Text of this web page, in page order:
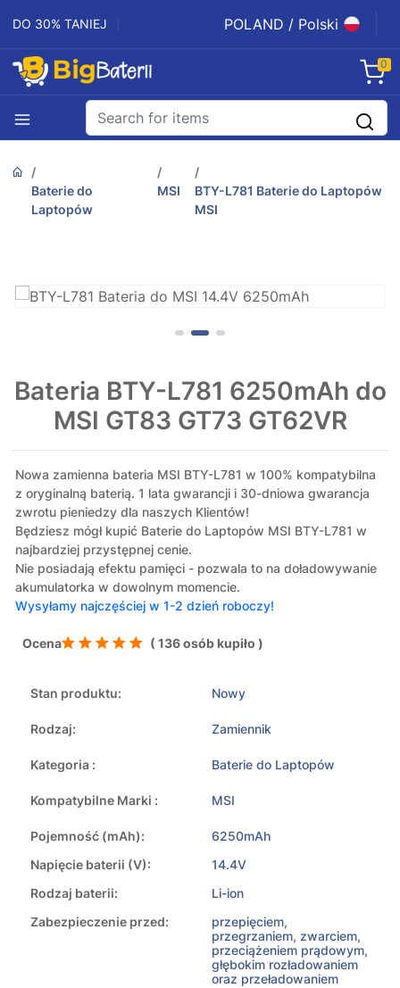
DO 30% TANIEJ POLAND / Polski
0
Baterie do
Laptopów
MSI
BTY-L781 Baterie do Laptopów
MSI
Bateria BTY-L781 6250mAh do
MSI GT83 GT73 GT62VR
Nowa zamienna bateria MSI BTY-L781 w 100% kompatybilna
z oryginalną baterią. 1 lata gwarancji i 30-dniowa gwarancja
zwrotu pieniedzy dla naszych Klientów!
Będziesz mógł kupić Baterie do Laptopów MSI BTY-L781 w
najbardziej przystępnej cenie.
Nie posiadają efektu pamięci - pozwala to na doładowywanie
akumulatorka w dowolnym momencie.
Wysyłamy najczęściej w 1-2 dzień roboczy!
Ocena ( 136 osób kupiło )
Stan produktu: Nowy
Rodzaj: Zamiennik
Kategoria : Baterie do Laptopów
Kompatybilne Marki : MSI
Pojemność (mAh):
6250mAh
Napięcie baterii (V):
14.4V
Rodzaj baterii:
Li-ion
Zabezpieczenie przed:
przepięciem,
przegrzaniem, zwarciem,
przeciążeniem prądowym,
głębokim rozładowaniem
oraz przeładowaniem